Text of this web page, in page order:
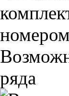
ряда